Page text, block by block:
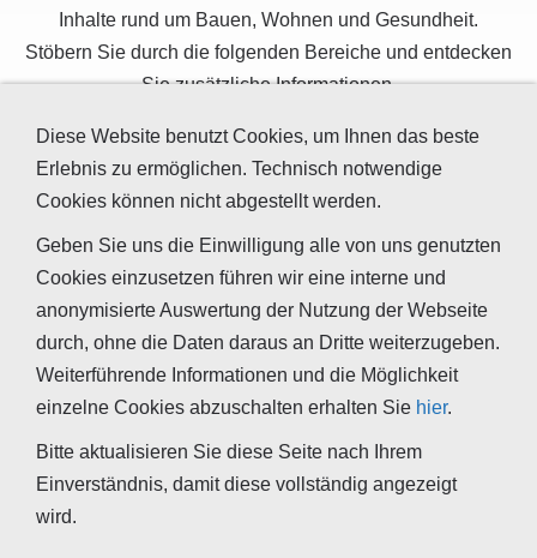
Inhalte rund um Bauen, Wohnen und Gesundheit.
Stöbern Sie durch die folgenden Bereiche und entdecken
Sie zusätzliche Informationen.
Bauen und Wohnen
Bauphysik
Schadstoffe, Fasern, Stäube
Schall, Vibrationen und Brummton
Diese Website benutzt Cookies, um Ihnen das beste
Erlebnis zu ermöglichen. Technisch notwendige
Cookies können nicht abgestellt werden.
Geben Sie uns die Einwilligung alle von uns genutzten
Cookies einzusetzen führen wir eine interne und
anonymisierte Auswertung der Nutzung der Webseite
durch, ohne die Daten daraus an Dritte weiterzugeben.
Weiterführende Informationen und die Möglichkeit
einzelne Cookies abzuschalten erhalten Sie hier.
Bitte aktualisieren Sie diese Seite nach Ihrem
Einverständnis, damit diese vollständig angezeigt
wird.